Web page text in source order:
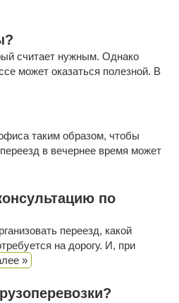
считает нужным. Однако
может оказаться полезной. В
таким образом, чтобы
в вечернее время может
по
переезд, какой
на дорогу. И, при
»